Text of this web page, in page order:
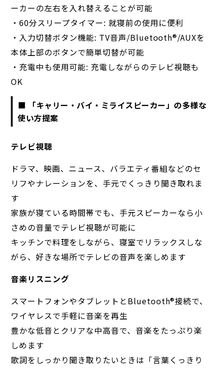
ーカーの左右を入れ替えることが可能
・60分スリープタイマー: 就寝前の使用に便利
・入力切替ボタン機能: TV音声/Bluetooth®︎/AUXを
本体上部のボタンで簡単切替が可能
・充電中も使用可能: 充電しながらのテレビ視聴も
OK
■ 「キャリー・バイ・ミライスピーカー」の多様な
使い方提案
テレビ視聴
ドラマ、映画、ニュース、バラエティ番組などのセ
リフやナレーションを、手元でくっきり聞き取れま
す
家族が寝ている時間帯でも、手元スピーカーなら小
さめの音量でテレビ視聴が可能に
キッチンで料理をしながら、寝室でリラックスしな
がら、好きな場所でテレビの音声を楽しめます
音楽リスニング
スマートフォンやタブレットとBluetooth®︎接続で、
ワイヤレスで手軽に音楽を再生
豊かな低音とクリアな中高音で、音楽をたっぷり楽
しめます
歌詞をしっかり聞き取りたいときは「言葉くっきり